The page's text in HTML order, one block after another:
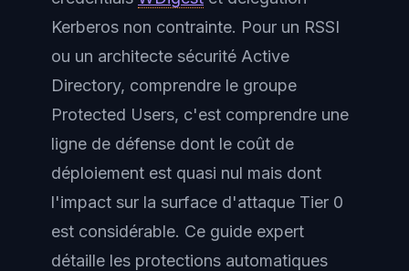
Kerberos non contrainte. Pour un RSSI
ou un architecte sécurité Active
Directory, comprendre le groupe
Protected Users, c'est comprendre une
ligne de défense dont le coût de
déploiement est quasi nul mais dont
l'impact sur la surface d'attaque Tier 0
est considérable. Ce guide expert
détaille les protections automatiques